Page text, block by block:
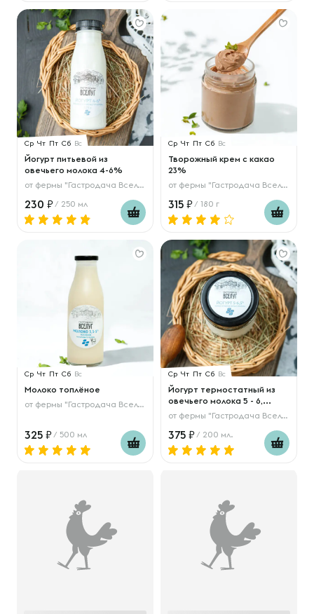
Ср Чт Пт Сб Вс
Йогурт питьевой из
овечьего молока 4-6%
от фермы "Гастродача Вселуг"
230 / 250 мл
Ср Чт Пт Сб Вс
Творожный крем с какао
23%
от фермы "Гастродача Вселуг"
315 / 180 г
Ср Чт Пт Сб Вс
Молоко топлёное
от фермы "Гастродача Вселуг"
325 / 500 мл
Ср Чт Пт Сб Вс
Йогурт термостатный из
овечьего молока 5 - 6,...
от фермы "Гастродача Вселуг"
375 / 200 мл.